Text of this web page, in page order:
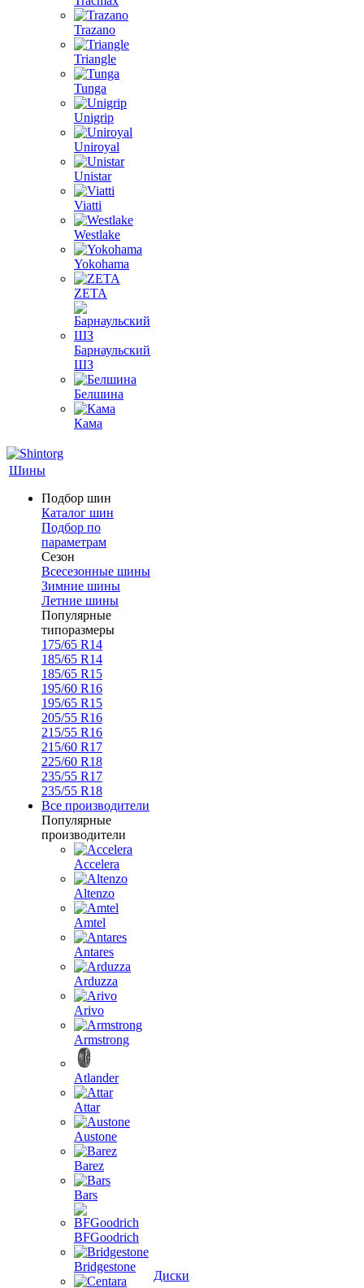
Trazano
Triangle
Tunga
Unigrip
Uniroyal
Unistar
Viatti
Westlake
Yokohama
ZETA
Барнаульский
ШЗ
Белшина
Кама
Шины
Подбор шин
Каталог шин
Подбор по
параметрам
Сезон
Всесезонные шины
Зимние шины
Летние шины
Популярные
типоразмеры
175/65 R14
185/65 R14
185/65 R15
195/60 R16
195/65 R15
205/55 R16
215/55 R16
215/60 R17
225/60 R18
235/55 R17
235/55 R18
Все производители
Популярные
производители
Accelera
Altenzo
Amtel
Antares
Arduzza
Arivo
Armstrong
Atlander
Attar
Austone
Barez
Bars
BFGoodrich
Bridgestone
Диски